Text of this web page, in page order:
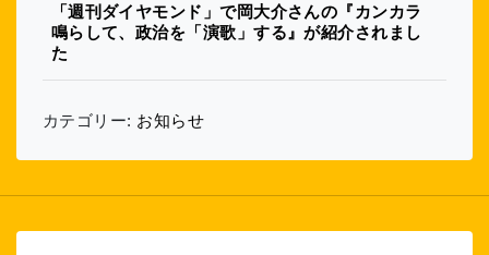
「週刊ダイヤモンド」で岡大介さんの『カンカラ
鳴らして、政治を「演歌」する』が紹介されまし
た
カテゴリー: お知らせ